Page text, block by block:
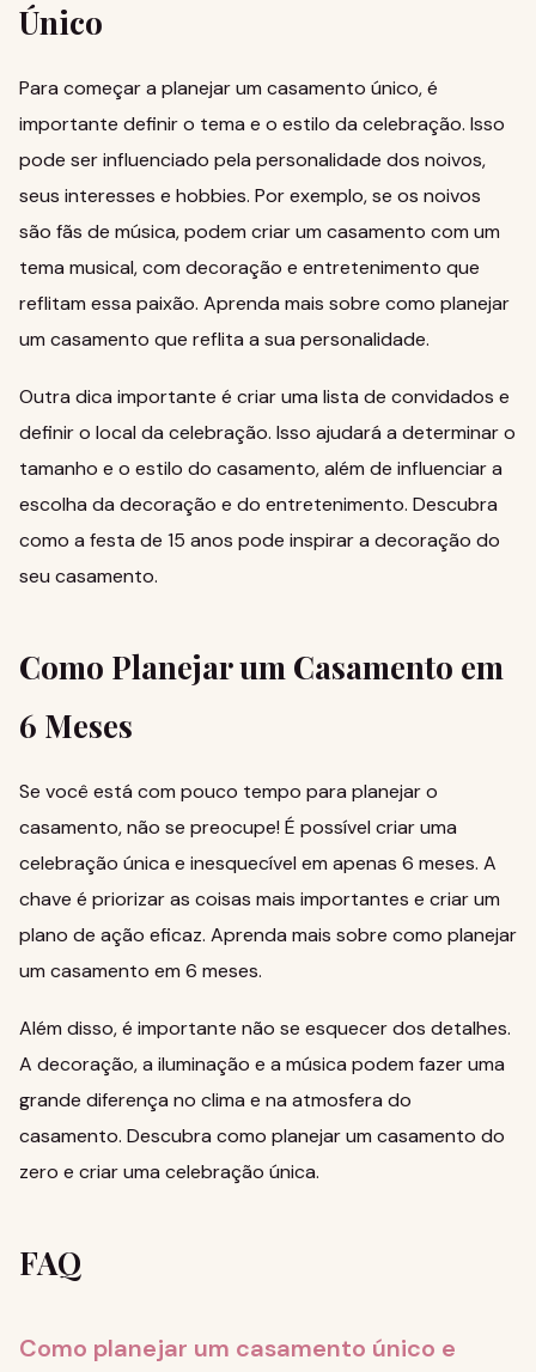
Único
Para começar a planejar um casamento único, é
importante definir o tema e o estilo da celebração. Isso
pode ser influenciado pela personalidade dos noivos,
seus interesses e hobbies. Por exemplo, se os noivos
são fãs de música, podem criar um casamento com um
tema musical, com decoração e entretenimento que
reflitam essa paixão. Aprenda mais sobre como planejar
um casamento que reflita a sua personalidade.
Outra dica importante é criar uma lista de convidados e
definir o local da celebração. Isso ajudará a determinar o
tamanho e o estilo do casamento, além de influenciar a
escolha da decoração e do entretenimento. Descubra
como a festa de 15 anos pode inspirar a decoração do
seu casamento.
Como Planejar um Casamento em
6 Meses
Se você está com pouco tempo para planejar o
casamento, não se preocupe! É possível criar uma
celebração única e inesquecível em apenas 6 meses. A
chave é priorizar as coisas mais importantes e criar um
plano de ação eficaz. Aprenda mais sobre como planejar
um casamento em 6 meses.
Além disso, é importante não se esquecer dos detalhes.
A decoração, a iluminação e a música podem fazer uma
grande diferença no clima e na atmosfera do
casamento. Descubra como planejar um casamento do
zero e criar uma celebração única.
FAQ
Como planejar um casamento único e